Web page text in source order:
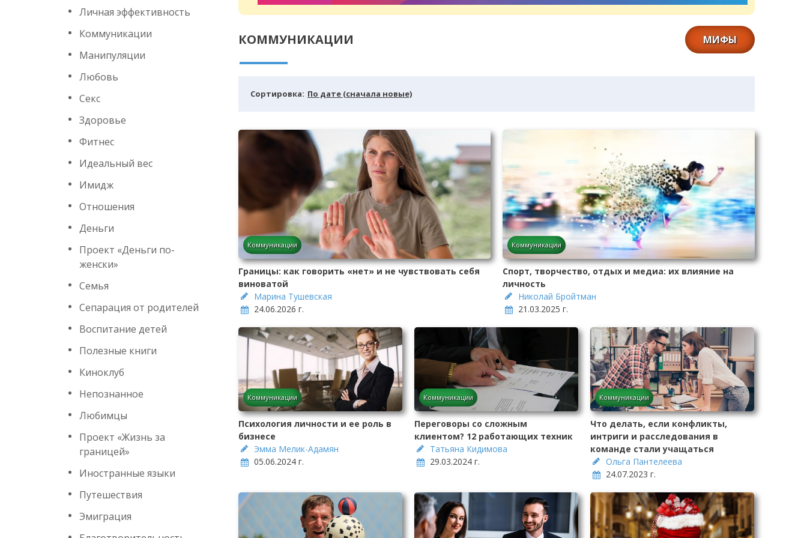
Личная эффективность
Коммуникации
Манипуляции
Любовь
Секс
Здоровье
Фитнес
Идеальный вес
Имидж
Отношения
Деньги
Проект «Деньги по-
женски»
Семья
Сепарация от родителей
Воспитание детей
Полезные книги
Киноклуб
Непознанное
Любимцы
Проект «Жизнь за
границей»
Иностранные языки
Путешествия
Эмиграция
КОММУНИКАЦИИ МИФЫ
Cортировка: По дате (сначала новые)
Коммуникации
Границы: как говорить «нет» и не чувствовать себя
виноватой
Марина Тушевская
24.06.2026 г.
Коммуникации
Спорт, творчество, отдых и медиа: их влияние на
личность
Николай Бройтман
21.03.2025 г.
Коммуникации
Психология личности и ее роль в
бизнесе
Эмма Мелик-Адамян
05.06.2024 г.
Коммуникации
Переговоры со сложным
клиентом? 12 работающих техник
Татьяна Кидимова
29.03.2024 г.
Коммуникации
Что делать, если конфликты,
интриги и расследования в
команде стали учащаться
Ольга Пантелеева
24.07.2023 г.